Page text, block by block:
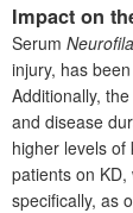
Impact on
Serum
injury, has
Additionally,
and disease
higher levels
patients on
specifically, as